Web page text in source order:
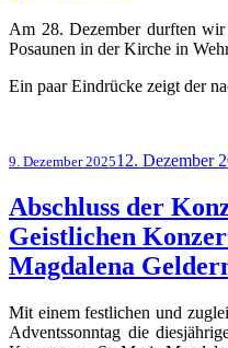
Am 28. Dezember durften
Posaunen in der Kirche in
Ein paar Eindrücke zeigt der
Veröffentlicht
9. Dezember 202512. Dezember
Abschluss der
Geistlichen
Magdalena
Mit einem festlichen und
Adventssonntag die